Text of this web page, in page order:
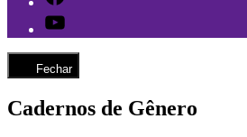
Youtube
Fechar
Cadernos de Gênero